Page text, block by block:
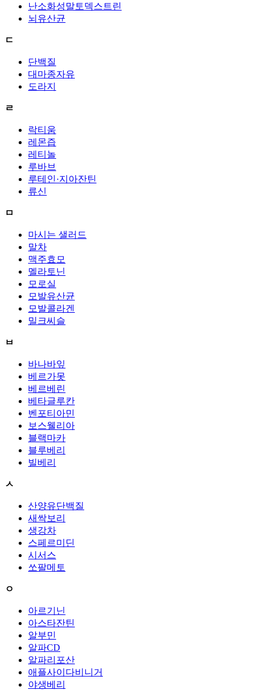
난소화성말토덱스트린
뇌유산균
ㄷ
단백질
대마종자유
도라지
ㄹ
락티움
레몬즙
레티놀
루바브
루테인·지아잔틴
류신
ㅁ
마시는 샐러드
말차
맥주효모
멜라토닌
모로실
모발유산균
모발콜라겐
밀크씨슬
ㅂ
바나바잎
베르가못
베르베린
베타글루칸
벤포티아민
보스웰리아
블랙마카
블루베리
빌베리
ㅅ
산양유단백질
새싹보리
생강차
스페르미딘
시서스
쏘팔메토
ㅇ
아르기닌
아스타잔틴
알부민
알파CD
알파리포산
애플사이다비니거
야생베리